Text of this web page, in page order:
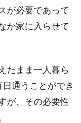
が必要であって
か家に入らせて
たまま一人暮ら
通うことができ
が、その必要性